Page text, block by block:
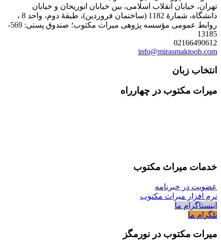
تهران، خیابان انقلاب اسلامی، بین خیابان ابوریحان و خیابان
دانشگاه، شمارۀ 1182 (ساختمان فروردین)، طبقۀ دوم، واحد 8 ،
روابط عمومی مؤسسه پژوهی میراث مکتوب؛ صندوق پستی: 569-
13185
02166490612
info@mirasmaktoob.com
انتخاب زبان
میرات مکتوب در چهارراه
خدمات میراث مکتوب
عضویت در خبرنامه
نرم افزار میراث مکتوب
اینستاگرام ما
تلگرام ما
میرات مکتوب در نورمگز